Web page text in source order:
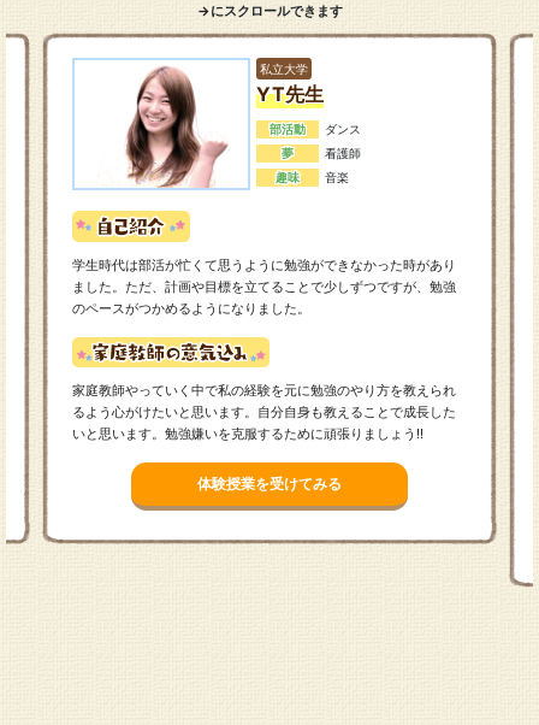
→にスクロールできます
私立大学
YT先生
部活動
ダンス
夢
看護師
趣味
音楽
学生時代は部活が忙くて思うように勉強ができなかった時があり
ました。ただ、計画や目標を立てることで少しずつですが、勉強
のペースがつかめるようになりました。
家庭教師やっていく中で私の経験を元に勉強のやり方を教えられ
るよう心がけたいと思います。自分自身も教えることで成長した
いと思います。勉強嫌いを克服するために頑張りましょう!!
体験授業を受けてみる